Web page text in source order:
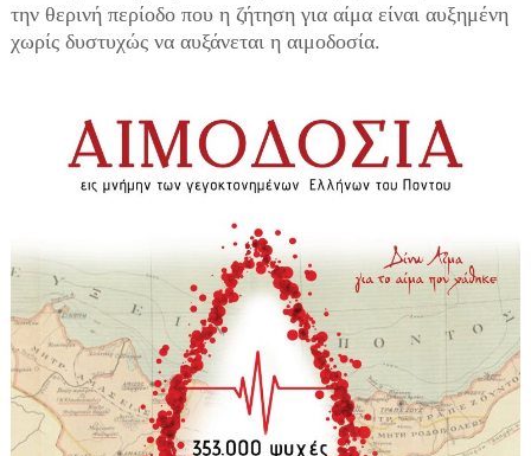
την θερινή περίοδο που η ζήτηση για αίμα είναι αυξημένη
χωρίς δυστυχώς να αυξάνεται η αιμοδοσία.